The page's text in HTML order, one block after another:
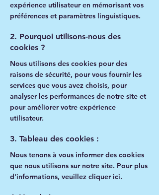
expérience utilisateur en mémorisant vos
préférences et paramètres linguistiques.
2. Pourquoi utilisons-nous des
cookies ?
Nous utilisons des cookies pour des
raisons de sécurité, pour vous fournir les
services que vous avez choisis, pour
analyser les performances de notre site et
pour améliorer votre expérience
utilisateur.
3. Tableau des cookies :
Nous tenons à vous informer des cookies
que nous utilisons sur notre site. Pour plus
d'informations, veuillez cliquer ici.